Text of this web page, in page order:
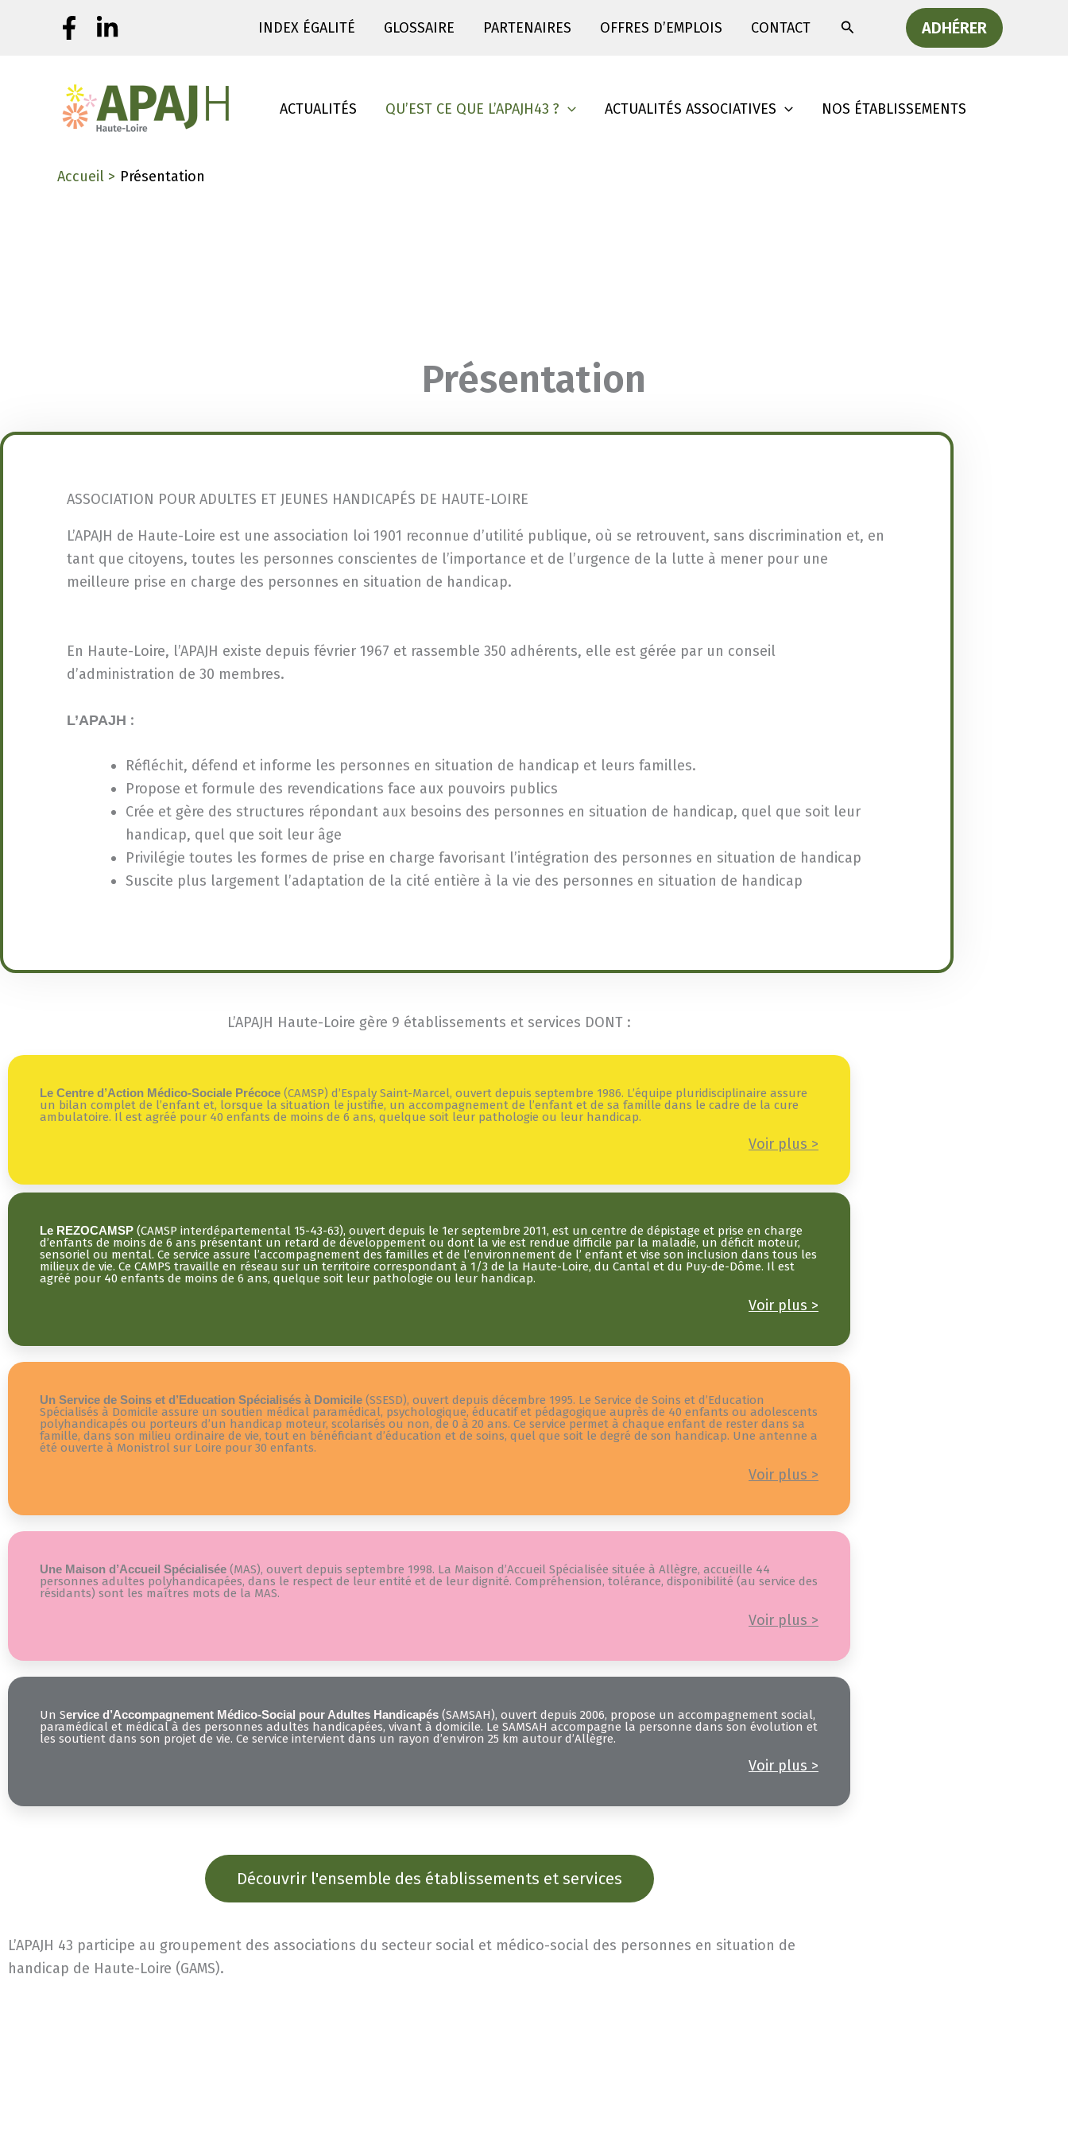
INDEX ÉGALITÉ GLOSSAIRE PARTENAIRES OFFRES D’EMPLOIS CONTACT Rechercher ADHÉRER
ACTUALITÉS QU’EST CE QUE L’APAJH43 ? ACTUALITÉS ASSOCIATIVES NOS ÉTABLISSEMENTS
Accueil Présentation
Présentation
ASSOCIATION POUR ADULTES ET JEUNES HANDICAPÉS DE HAUTE-LOIRE
L’APAJH de Haute-Loire est une association loi 1901 reconnue d’utilité publique, où se retrouvent, sans discrimination et, en
tant que citoyens, toutes les personnes conscientes de l’importance et de l’urgence de la lutte à mener pour une
meilleure prise en charge des personnes en situation de handicap.
En Haute-Loire, l’APAJH existe depuis février 1967 et rassemble 350 adhérents, elle est gérée par un conseil
d’administration de 30 membres.
L’APAJH :
Réfléchit, défend et informe les personnes en situation de handicap et leurs familles.
Propose et formule des revendications face aux pouvoirs publics
Crée et gère des structures répondant aux besoins des personnes en situation de handicap, quel que soit leur
handicap, quel que soit leur âge
Privilégie toutes les formes de prise en charge favorisant l’intégration des personnes en situation de handicap
Suscite plus largement l’adaptation de la cité entière à la vie des personnes en situation de handicap
L’APAJH Haute-Loire gère 9 établissements et services DONT :
Le Centre d’Action Médico-Sociale Précoce (CAMSP) d’Espaly Saint-Marcel, ouvert depuis septembre 1986. L’équipe pluridisciplinaire assure
un bilan complet de l’enfant et, lorsque la situation le justifie, un accompagnement de l’enfant et de sa famille dans le cadre de la cure
ambulatoire. Il est agréé pour 40 enfants de moins de 6 ans, quelque soit leur pathologie ou leur handicap.
Voir plus >
Le REZOCAMSP (CAMSP interdépartemental 15-43-63), ouvert depuis le 1er septembre 2011, est un centre de dépistage et prise en charge
d’enfants de moins de 6 ans présentant un retard de développement ou dont la vie est rendue difficile par la maladie, un déficit moteur,
sensoriel ou mental. Ce service assure l’accompagnement des familles et de l’environnement de l’ enfant et vise son inclusion dans tous les
milieux de vie. Ce CAMPS travaille en réseau sur un territoire correspondant à 1/3 de la Haute-Loire, du Cantal et du Puy-de-Dôme. Il est
agréé pour 40 enfants de moins de 6 ans, quelque soit leur pathologie ou leur handicap.
Voir plus >
Un Service de Soins et d’Education Spécialisés à Domicile (SSESD), ouvert depuis décembre 1995. Le Service de Soins et d’Education
Spécialisés à Domicile assure un soutien médical paramédical, psychologique, éducatif et pédagogique auprès de 40 enfants ou adolescents
polyhandicapés ou porteurs d’un handicap moteur, scolarisés ou non, de 0 à 20 ans. Ce service permet à chaque enfant de rester dans sa
famille, dans son milieu ordinaire de vie, tout en bénéficiant d’éducation et de soins, quel que soit le degré de son handicap. Une antenne a
été ouverte à Monistrol sur Loire pour 30 enfants.
Voir plus >
Une Maison d’Accueil Spécialisée (MAS), ouvert depuis septembre 1998. La Maison d’Accueil Spécialisée située à Allègre, accueille 44
personnes adultes polyhandicapées, dans le respect de leur entité et de leur dignité. Compréhension, tolérance, disponibilité (au service des
résidants) sont les maîtres mots de la MAS.
Voir plus >
Un Service d’Accompagnement Médico-Social pour Adultes Handicapés (SAMSAH), ouvert depuis 2006, propose un accompagnement social,
paramédical et médical à des personnes adultes handicapées, vivant à domicile. Le SAMSAH accompagne la personne dans son évolution et
les soutient dans son projet de vie. Ce service intervient dans un rayon d’environ 25 km autour d’Allègre.
Voir plus >
Découvrir l'ensemble des établissements et services
L’APAJH 43 participe au groupement des associations du secteur social et médico-social des personnes en situation de
handicap de Haute-Loire (GAMS).